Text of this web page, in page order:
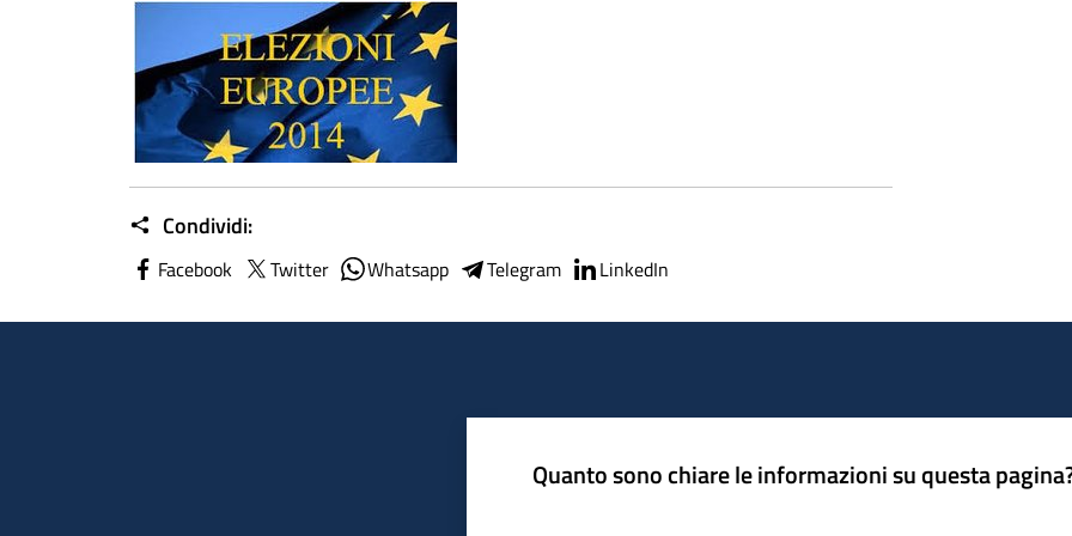
Condividi:
Facebook Twitter Whatsapp Telegram LinkedIn
Quanto sono chiare le informazioni su questa